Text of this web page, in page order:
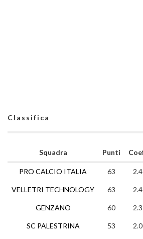
Classifica
Squadra
PRO CALCIO ITALIA
VELLETRI TECHNOLOGY
GENZANO
SC PALESTRINA
Punti
63 2.4
63 2.4
60 2.3
53 2.0